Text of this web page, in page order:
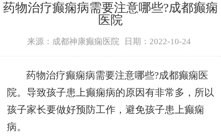
药物治疗癫痫病需要注意哪些?成都癫痫
医院
来源：成都神康癫痫医院 日期：2022-10-24
药物治疗癫痫病需要注意哪些?成都癫痫医
院。导致孩子患上癫痫病的原因有非常多，所以
孩子家长要做好预防工作，避免孩子患上癫痫
病。